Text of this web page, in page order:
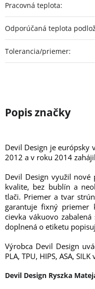
Pracovná teplota:
Odporúčaná teplota
Tolerancia/priemer:
Devil Design je európsky
2012 a v roku 2014
Devil Design využil
kvalite, bez bublín a
tlači. Priemer a tvar
garantuje fixný priemer
cievka vákuovo
doplnená o etiketu
Výrobca Devil Design
PLA, TPU, HIPS, ASA,
Devil Design Ryszka